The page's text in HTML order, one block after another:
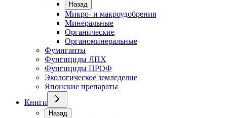
Назад
Микро- и макроудобрения
Минеральные
Органические
Органоминеральные
Фумиганты
Фунгициды ЛПХ
Фунгициды ПРОФ
Экологическое земледелие
Японские препараты
Книги
Назад